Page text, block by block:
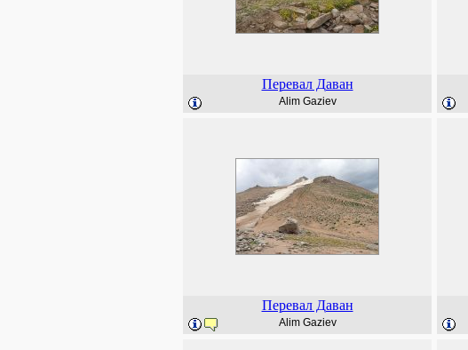
Перевал Даван
Alim Gaziev
Перевал Даван
Alim Gaziev